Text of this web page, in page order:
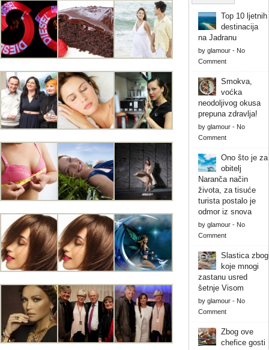
Top 10 ljetnih
destinacija
na Jadranu
by glamour- No
Comment
Smokva,
voćka
neodoljivog okusa
prepuna zdravlja!
by glamour- No
Comment
Ono što je za
obitelj
Naranča način
života, za tisuće
turista postalo je
odmor iz snova
by glamour- No
Comment
Slastica zbog
koje mnogi
zastanu usred
šetnje Visom
by glamour- No
Comment
Zbog ove
chefice gosti